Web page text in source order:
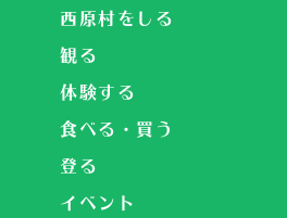
西原村をしる
観る
体験する
食べる・買う
登る
イベント